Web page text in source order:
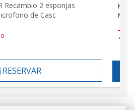
Recambio 2 esponjas
de Casc
RESERVAR
Mhz